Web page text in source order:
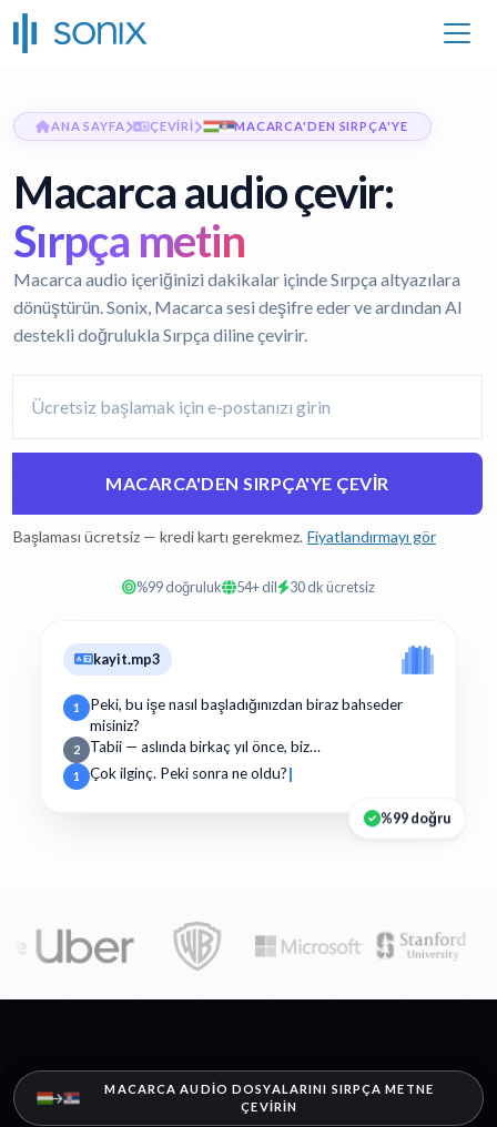
ANA SAYFA ÇEVIRI MACARCA'DEN SIRPÇA'YE
Macarca audio çevir:
Sırpça metin
Macarca audio içeriğinizi dakikalar içinde Sırpça altyazılara
dönüştürün. Sonix, Macarca sesi deşifre eder ve ardından AI
destekli doğrulukla Sırpça diline çevirir.
MACARCA'DEN SIRPÇA'YE ÇEVIR
Başlaması ücretsiz — kredi kartı gerekmez. Fiyatlandırmayı gör
%99 doğruluk 54+ dil 30 dk ücretsiz
kayit.mp3
1
Peki, bu işe nasıl başladığınızdan biraz bahseder
misiniz?
2 Tabii — aslında birkaç yıl önce, biz…
1 Çok ilginç. Peki sonra ne oldu?
%99 doğru
MACARCA AUDIO DOSYALARINI SIRPÇA METNE
ÇEVIRIN